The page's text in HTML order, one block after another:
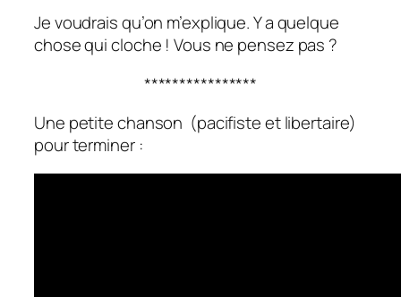
Je voudrais qu’on m’explique. Y a quelque
chose qui cloche ! Vous ne pensez pas ?
****************
Une petite chanson (pacifiste et libertaire)
pour terminer :